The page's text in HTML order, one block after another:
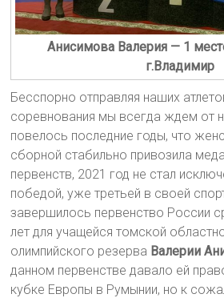
Анисимова Валерия — 1
г.Владимир
Бесспорно отправляя наших
соревнования мы всегда ждем от
повелось последние годы, что
сборной стабильно привозила
первенств, 2021 год не стал
победой, уже третьей в своей
завершилось первенство России
лет для учащейся томской
олимпийского резерва Валерии
данном первенстве давало ей
кубке Европы в Румынии, но к